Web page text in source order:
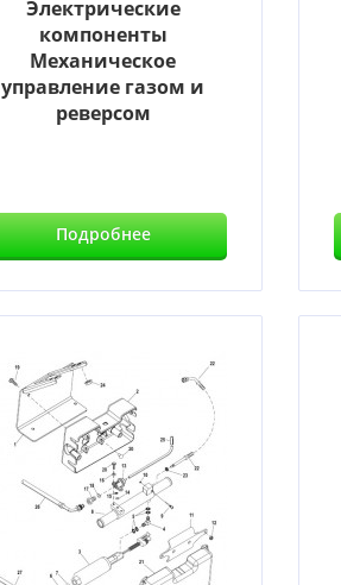
Электрические
компоненты
Механическое
управление газом и
реверсом
Подробнее